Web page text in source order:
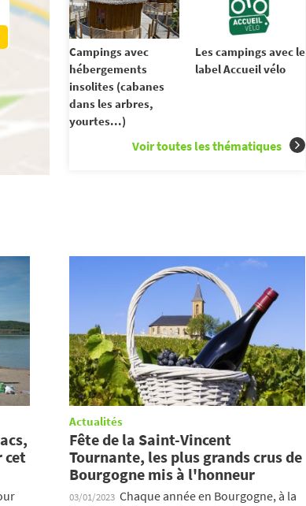
Campings avec
hébergements
insolites (cabanes
dans les arbres,
yourtes...)
Les campings avec le
label Accueil vélo
Voir toutes les thématiques
cet
Actualités
Fête de la Saint-Vincent
Tournante, les plus grands crus de
Bourgogne mis à l'honneur
03/01/2023 Chaque année en Bourgogne, à la